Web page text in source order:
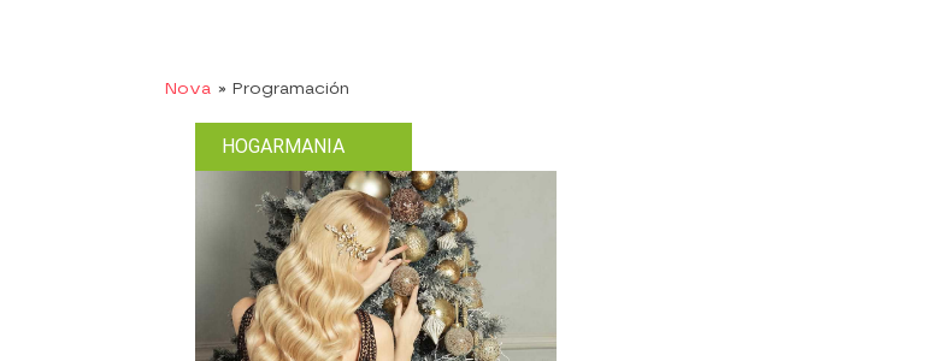
Nova » Programación
HOGARMANIA